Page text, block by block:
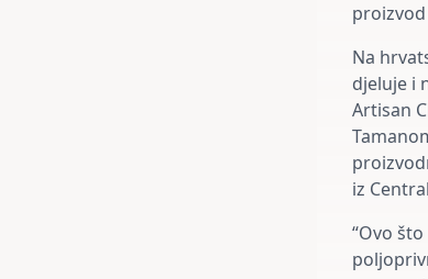
Na
djeluje i
Artisan
iz
“Ovo